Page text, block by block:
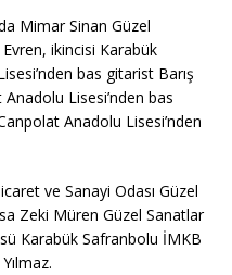
Mimar Sinan Güzel
ikincisi Karabük
bas gitarist Barış
Lisesi’nden bas
Anadolu Lisesi’nden
ve Sanayi Odası Güzel
Zeki Müren Güzel Sanatlar
Karabük Safranbolu İMKB